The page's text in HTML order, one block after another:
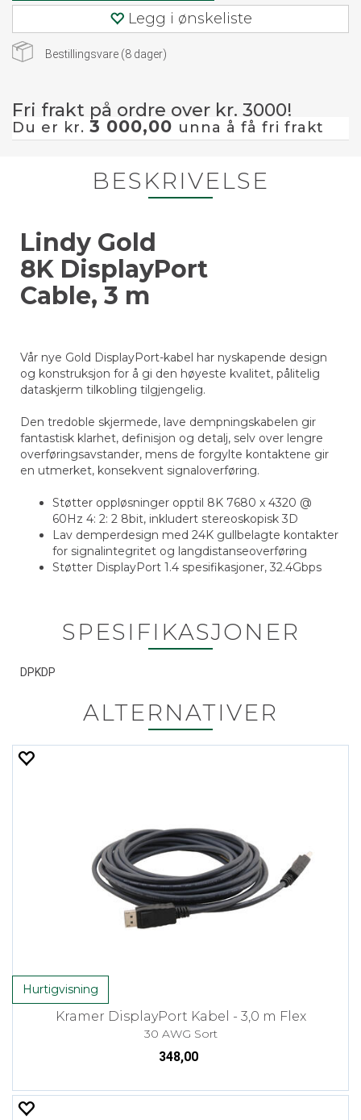
Legg i ønskeliste
Bestillingsvare (8 dager)
Fri frakt på ordre over kr. 3000!
Du er kr. 3 000,00 unna å få fri frakt
BESKRIVELSE
Lindy Gold
8K DisplayPort
Cable, 3 m
Vår nye Gold DisplayPort-kabel har nyskapende design
og konstruksjon for å gi den høyeste kvalitet, pålitelig
dataskjerm tilkobling tilgjengelig.
Den tredoble skjermede, lave dempningskabelen gir
fantastisk klarhet, definisjon og detalj, selv over lengre
overføringsavstander, mens de forgylte kontaktene gir
en utmerket, konsekvent signaloverføring.
Støtter oppløsninger opptil 8K 7680 x 4320 @
60Hz 4: 2: 2 8bit, inkludert stereoskopisk 3D
Lav demperdesign med 24K gullbelagte kontakter
for signalintegritet og langdistanseoverføring
Støtter DisplayPort 1.4 spesifikasjoner, 32.4Gbps
SPESIFIKASJONER
DPKDP
ALTERNATIVER
Hurtigvisning
Kramer DisplayPort Kabel - 3,0 m Flex
30 AWG Sort
348,00